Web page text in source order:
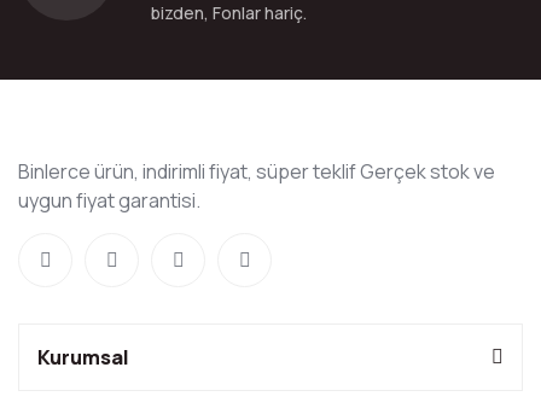
bizden, Fonlar hariç.
Binlerce ürün, indirimli fiyat, süper teklif Gerçek stok ve
uygun fiyat garantisi.
Kurumsal